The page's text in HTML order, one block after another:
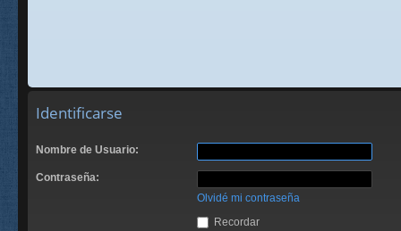
Identificarse
Nombre de Usuario:
Contraseña:
Olvidé mi contraseña
Recordar